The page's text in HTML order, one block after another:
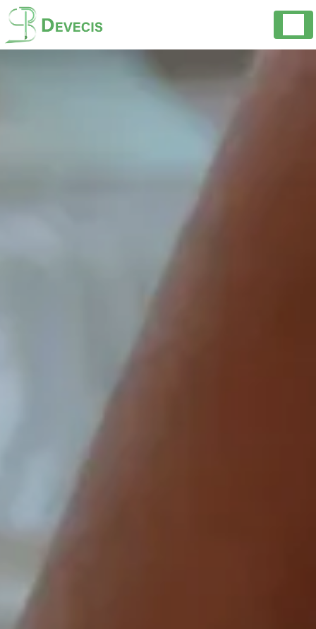
Panneau de gestion des cookies